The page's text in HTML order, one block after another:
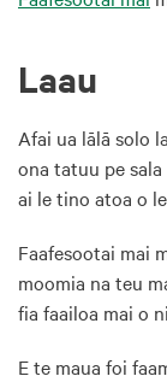
Laau
Afai ua lālā solo
ona tatuu pe
ai le tino atoa o
Faafesootai mai
moomia na teu
fia faailoa mai o
E te maua foi